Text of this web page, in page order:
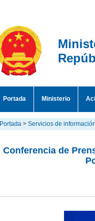
Portada Ministerio
Portada > Servicios de información
Conferencia de